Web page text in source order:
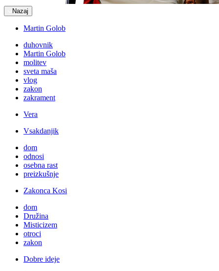
Nazaj
Martin Golob
duhovnik
Martin Golob
molitev
sveta maša
vlog
zakon
zakrament
Vera
Vsakdanjik
dom
odnosi
osebna rast
preizkušnje
Zakonca Kosi
dom
Družina
Misticizem
otroci
zakon
Dobre ideje